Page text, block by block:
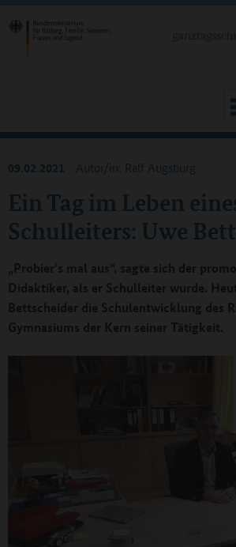
Ein Tag im Leben
Schulleiters: Uwe
09.02.2021 Autor/in: Ralf Augsburg
„Probier’s mal aus“, sagte sich der
Didaktiker, als er Schulleiter wurde.
Bettscheider die Schulentwicklung des
Gymnasiums der Kern seiner Tätigkeit.